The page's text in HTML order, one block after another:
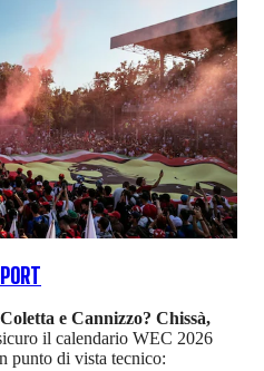
e Cannizzo? Chissà,
il calendario WEC 2026
punto di vista tecnico: